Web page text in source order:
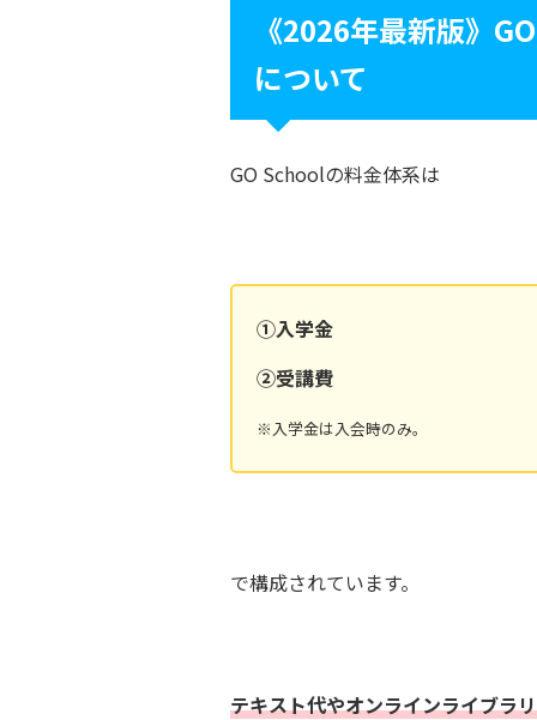
《2026年最新版》
について
GO Schoolの料金体系は
①入学金
②受講費
※入学金は入会時のみ。
で構成されています。
テキスト代やオンラインライブラ